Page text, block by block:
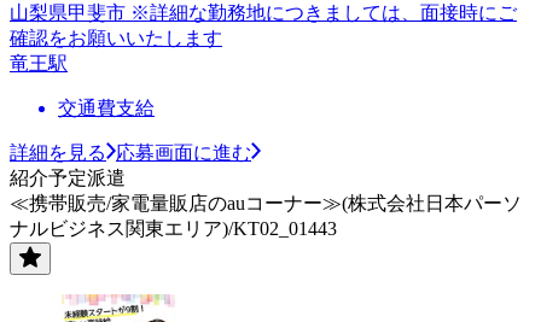
山梨県甲斐市 ※詳細な勤務地につきましては、面接時にご
確認をお願いいたします
竜王駅
交通費支給
詳細を見る
応募画面に進む
紹介予定派遣
≪携帯販売/家電量販店のauコーナー≫(株式会社日本パーソ
ナルビジネス関東エリア)/KT02_01443